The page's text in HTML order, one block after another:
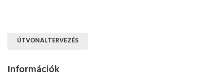
ÚTVONALTERVEZÉS
Információk